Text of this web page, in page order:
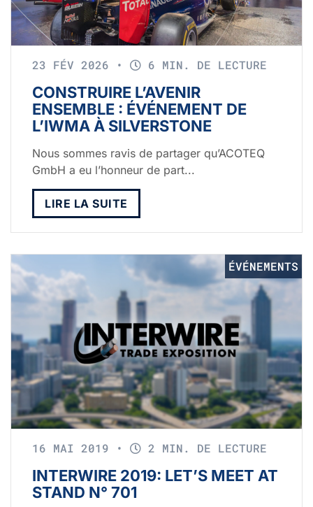
23 FÉV 2026 • 6 MIN. DE LECTURE
CONSTRUIRE L’AVENIR
ENSEMBLE : ÉVÉNEMENT DE
L’IWMA À SILVERSTONE
Nous sommes ravis de partager qu’ACOTEQ
GmbH a eu l’honneur de part...
LIRE LA SUITE
ÉVÉNEMENTS
16 MAI 2019 • 2 MIN. DE LECTURE
INTERWIRE 2019: LET’S MEET AT
STAND N° 701